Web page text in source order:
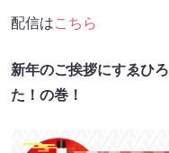
配信はこちら
新年のご挨拶にすゑひ
た！の巻！